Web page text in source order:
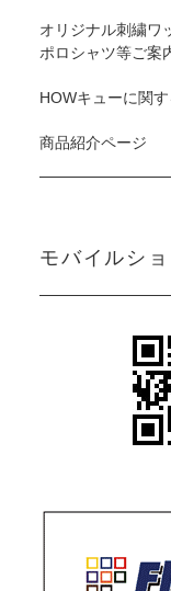
オリジナル刺繍ワ
ポロシャツ等ご案
HOWキューに関
商品紹介ページ
モバイルシ